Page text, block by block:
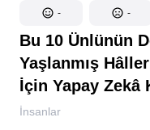
- -
Bu 10 Ünlünün
Yaşlanmış
İçin Yapay Zekâ
İnsanlar